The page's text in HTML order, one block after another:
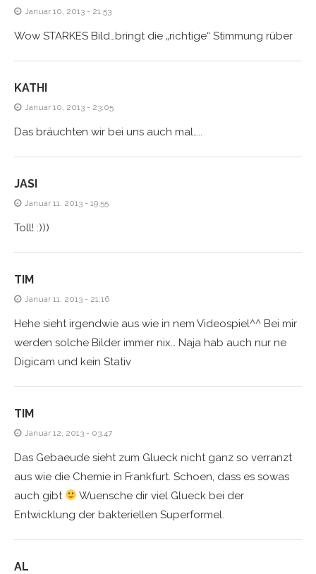
Januar 10, 2013 - 21:53
Wow STARKES Bild…bringt die „richtige“ Stimmung rüber
KATHI
Januar 10, 2013 - 23:05
Das bräuchten wir bei uns auch mal…..
JASI
Januar 11, 2013 - 19:55
Toll! :)))
TIM
Januar 11, 2013 - 21:16
Hehe sieht irgendwie aus wie in nem Videospiel^^ Bei mir
werden solche Bilder immer nix… Naja hab auch nur ne
Digicam und kein Stativ
TIM
Januar 12, 2013 - 03:47
Das Gebaeude sieht zum Glueck nicht ganz so verranzt
aus wie die Chemie in Frankfurt. Schoen, dass es sowas
auch gibt
Wuensche dir viel Glueck bei der
Entwicklung der bakteriellen Superformel.
AL